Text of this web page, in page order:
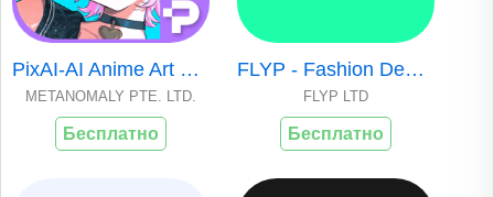
PixAI-AI Anime Art Generator
METANOMALY PTE. LTD.
Бесплатно
FLYP - Fashion Design Studio
FLYP LTD
Бесплатно